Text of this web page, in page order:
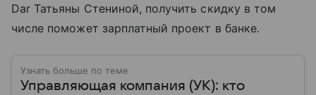
Dar Татьяны Стениной, получить скидку в том
числе поможет зарплатный проект в банке.
Узнать больше по теме
Управляющая компания (УК): кто